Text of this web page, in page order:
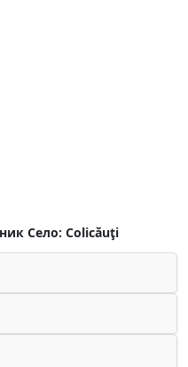
Село: Colicăuţi